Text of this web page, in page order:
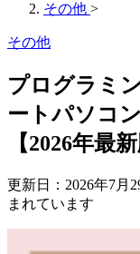
その他 >
その他
プログラミ
ートパソコ
【2026年最新
更新日： 2026年7月
まれています